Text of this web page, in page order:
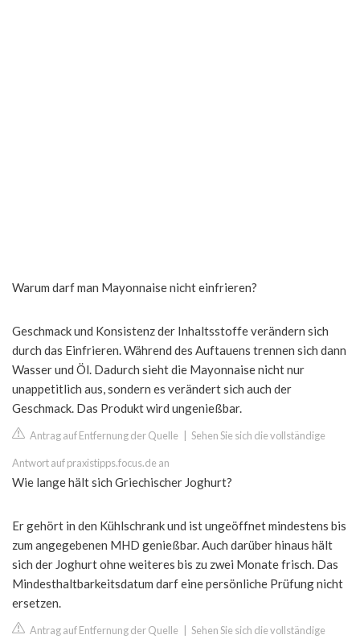
Warum darf man Mayonnaise nicht einfrieren?
Geschmack und Konsistenz der Inhaltsstoffe verändern sich
durch das Einfrieren. Während des Auftauens trennen sich dann
Wasser und Öl. Dadurch sieht die Mayonnaise nicht nur
unappetitlich aus, sondern es verändert sich auch der
Geschmack. Das Produkt wird ungenießbar.
Antrag auf Entfernung der Quelle Sehen Sie sich die vollständige
Antwort auf praxistipps.focus.de an
Wie lange hält sich Griechischer Joghurt?
Er gehört in den Kühlschrank und ist ungeöffnet mindestens bis
zum angegebenen MHD genießbar. Auch darüber hinaus hält
sich der Joghurt ohne weiteres bis zu zwei Monate frisch. Das
Mindesthaltbarkeitsdatum darf eine persönliche Prüfung nicht
ersetzen.
Antrag auf Entfernung der Quelle Sehen Sie sich die vollständige